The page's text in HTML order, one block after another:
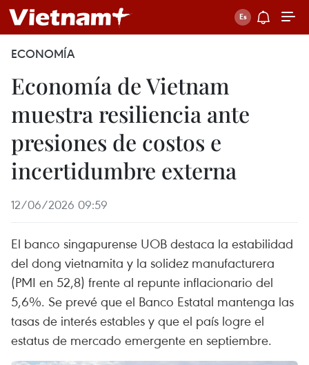
ECONOMÍA
Economía de Vietnam
muestra resiliencia ante
presiones de costos e
incertidumbre externa
12/06/2026 09:59
El banco singapurense UOB destaca la estabilidad
del dong vietnamita y la solidez manufacturera
(PMI en 52,8) frente al repunte inflacionario del
5,6%. Se prevé que el Banco Estatal mantenga las
tasas de interés estables y que el país logre el
estatus de mercado emergente en septiembre.